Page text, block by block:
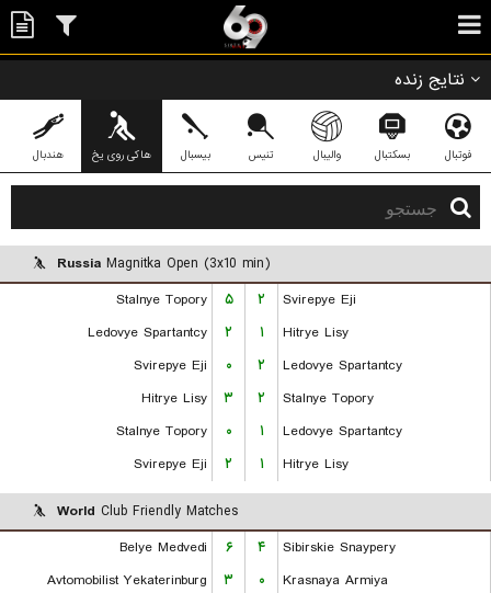
نتایج زنده
فوتبال بسکتبال والیبال تنیس بیسبال هاکی روی یخ هندبال
Russia Magnitka Open (3x10 min)
Stalnye Topory
۵ ۲
Svirepye Eji
Ledovye Spartantcy
۲ ۱
Hitrye Lisy
Svirepye Eji
۰ ۲
Ledovye Spartantcy
Hitrye Lisy
۳ ۲
Stalnye Topory
Stalnye Topory
۰ ۱
Ledovye Spartantcy
Svirepye Eji
۲ ۱ Hitrye Lisy
World Club Friendly Matches
Belye Medvedi
۶ ۴
Sibirskie Snaypery
Avtomobilist Yekaterinburg
۳ ۰
Krasnaya Armiya